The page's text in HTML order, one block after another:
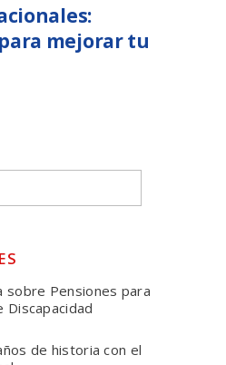
mejorar tu
sobre Pensiones para
Discapacidad
de historia con el